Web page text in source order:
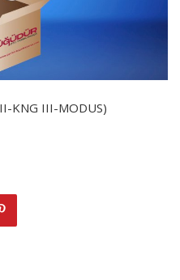
KNG III-MODUS)